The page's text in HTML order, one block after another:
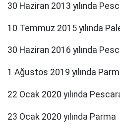
30 Haziran 2013 yılında
10 Temmuz 2015 yılında
30 Haziran 2016 yılında
1 Ağustos 2019 yılında
22 Ocak 2020 yılında
23 Ocak 2020 yılında Parma